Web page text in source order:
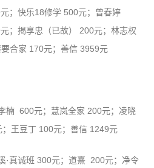
；快乐18修学 500元；曾春婷
；揭享忠（已故） 200元；林志权
合家 170元；善信 3959元
楠 600元；慧岚全家 200元；凌晓
王豆丁 100元；善信 1249元
·真诚班 300元；道熹 200元；净令